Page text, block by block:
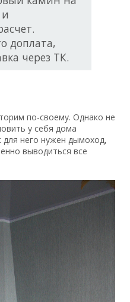
доплата,
через ТК.
по-своему. Однако не
у себя дома
для него нужен дымоход,
выводиться все